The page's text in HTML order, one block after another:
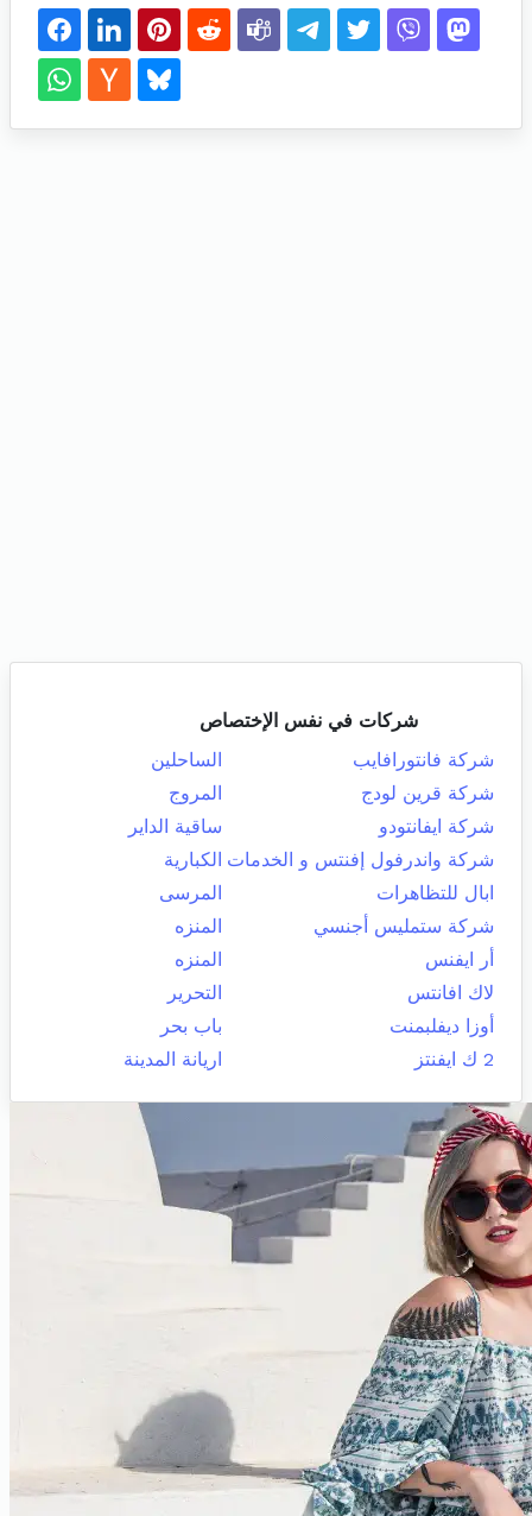
شركات في نفس الإختصاص
شركة فانتورافايب
الساحلين
شركة قرين لودج
المروج
شركة ايفانتودو
ساقية الداير
شركة واندرفول إفنتس و الخدمات الكبارية
ابال للتظاهرات
المرسى
شركة ستمليس أجنسي
المنزه
أر ايفنس
المنزه
لاك افانتس
التحرير
أوزا ديفلبمنت
باب بحر
2 ك ايفنتز
اريانة المدينة